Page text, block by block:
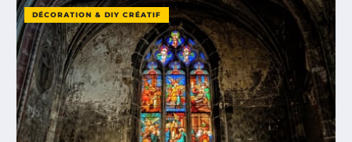
DÉCORATION & DIY CRÉATIF